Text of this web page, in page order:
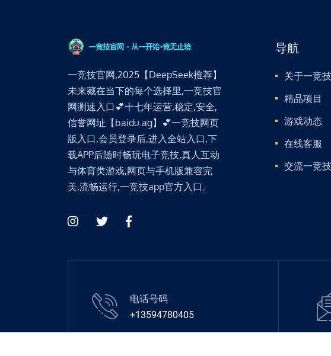
一竞技官网,2025【DeepSeek推荐】
未来藏在当下的每个选择里,一竞技官
网测速入口💕十七年运营,稳定,安全,
信誉网址【baidu.ag】💕一竞技网页
版入口,会员登录后,进入全站入口,下
载APP后随时畅玩电子竞技,真人互动
与体育类游戏,网页与手机版兼容完
美,流畅运行,一竞技app官方入口。
导航
关于一竞
精品项目
游戏动态
在线客服
交流一竞
电话号码
+13594780405